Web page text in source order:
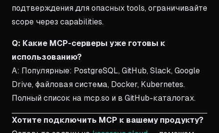
подтверждения для опасных tools, ограничивайте
scope через capabilities.
Q: Какие MCP-серверы уже готовы к
использованию?
A: Популярные: PostgreSQL, GitHub, Slack, Google
Drive, файловая система, Docker, Kubernetes.
Полный список на mcp.so и в GitHub-каталогах.
Хотите подключить MCP к вашему продукту?